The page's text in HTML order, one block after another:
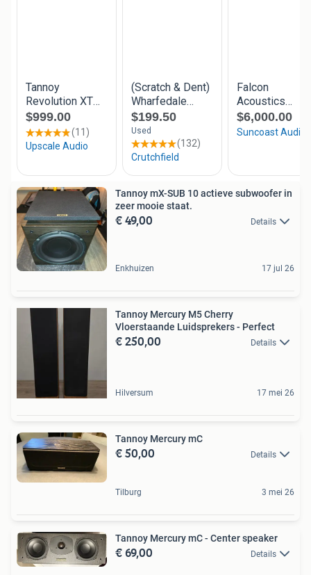
Tannoy mX-SUB 10 actieve subwoofer in
zeer mooie staat.
€ 49,00 Details
Enkhuizen 17 jul 26
Tannoy Mercury M5 Cherry
Vloerstaande Luidsprekers - Perfect
€ 250,00 Details
Hilversum 17 mei 26
Tannoy Mercury mC
€ 50,00 Details
Tilburg 3 mei 26
Tannoy Mercury mC - Center speaker
€ 69,00 Details